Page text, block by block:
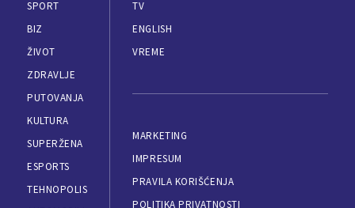
SPORT
BIZ
ŽIVOT
ZDRAVLJE
PUTOVANJA
KULTURA
SUPERŽENA
ESPORTS
TEHNOPOLIS
TV
ENGLISH
VREME
MARKETING
IMPRESUM
PRAVILA KORIŠĆENJA
POLITIKA PRIVATNOSTI